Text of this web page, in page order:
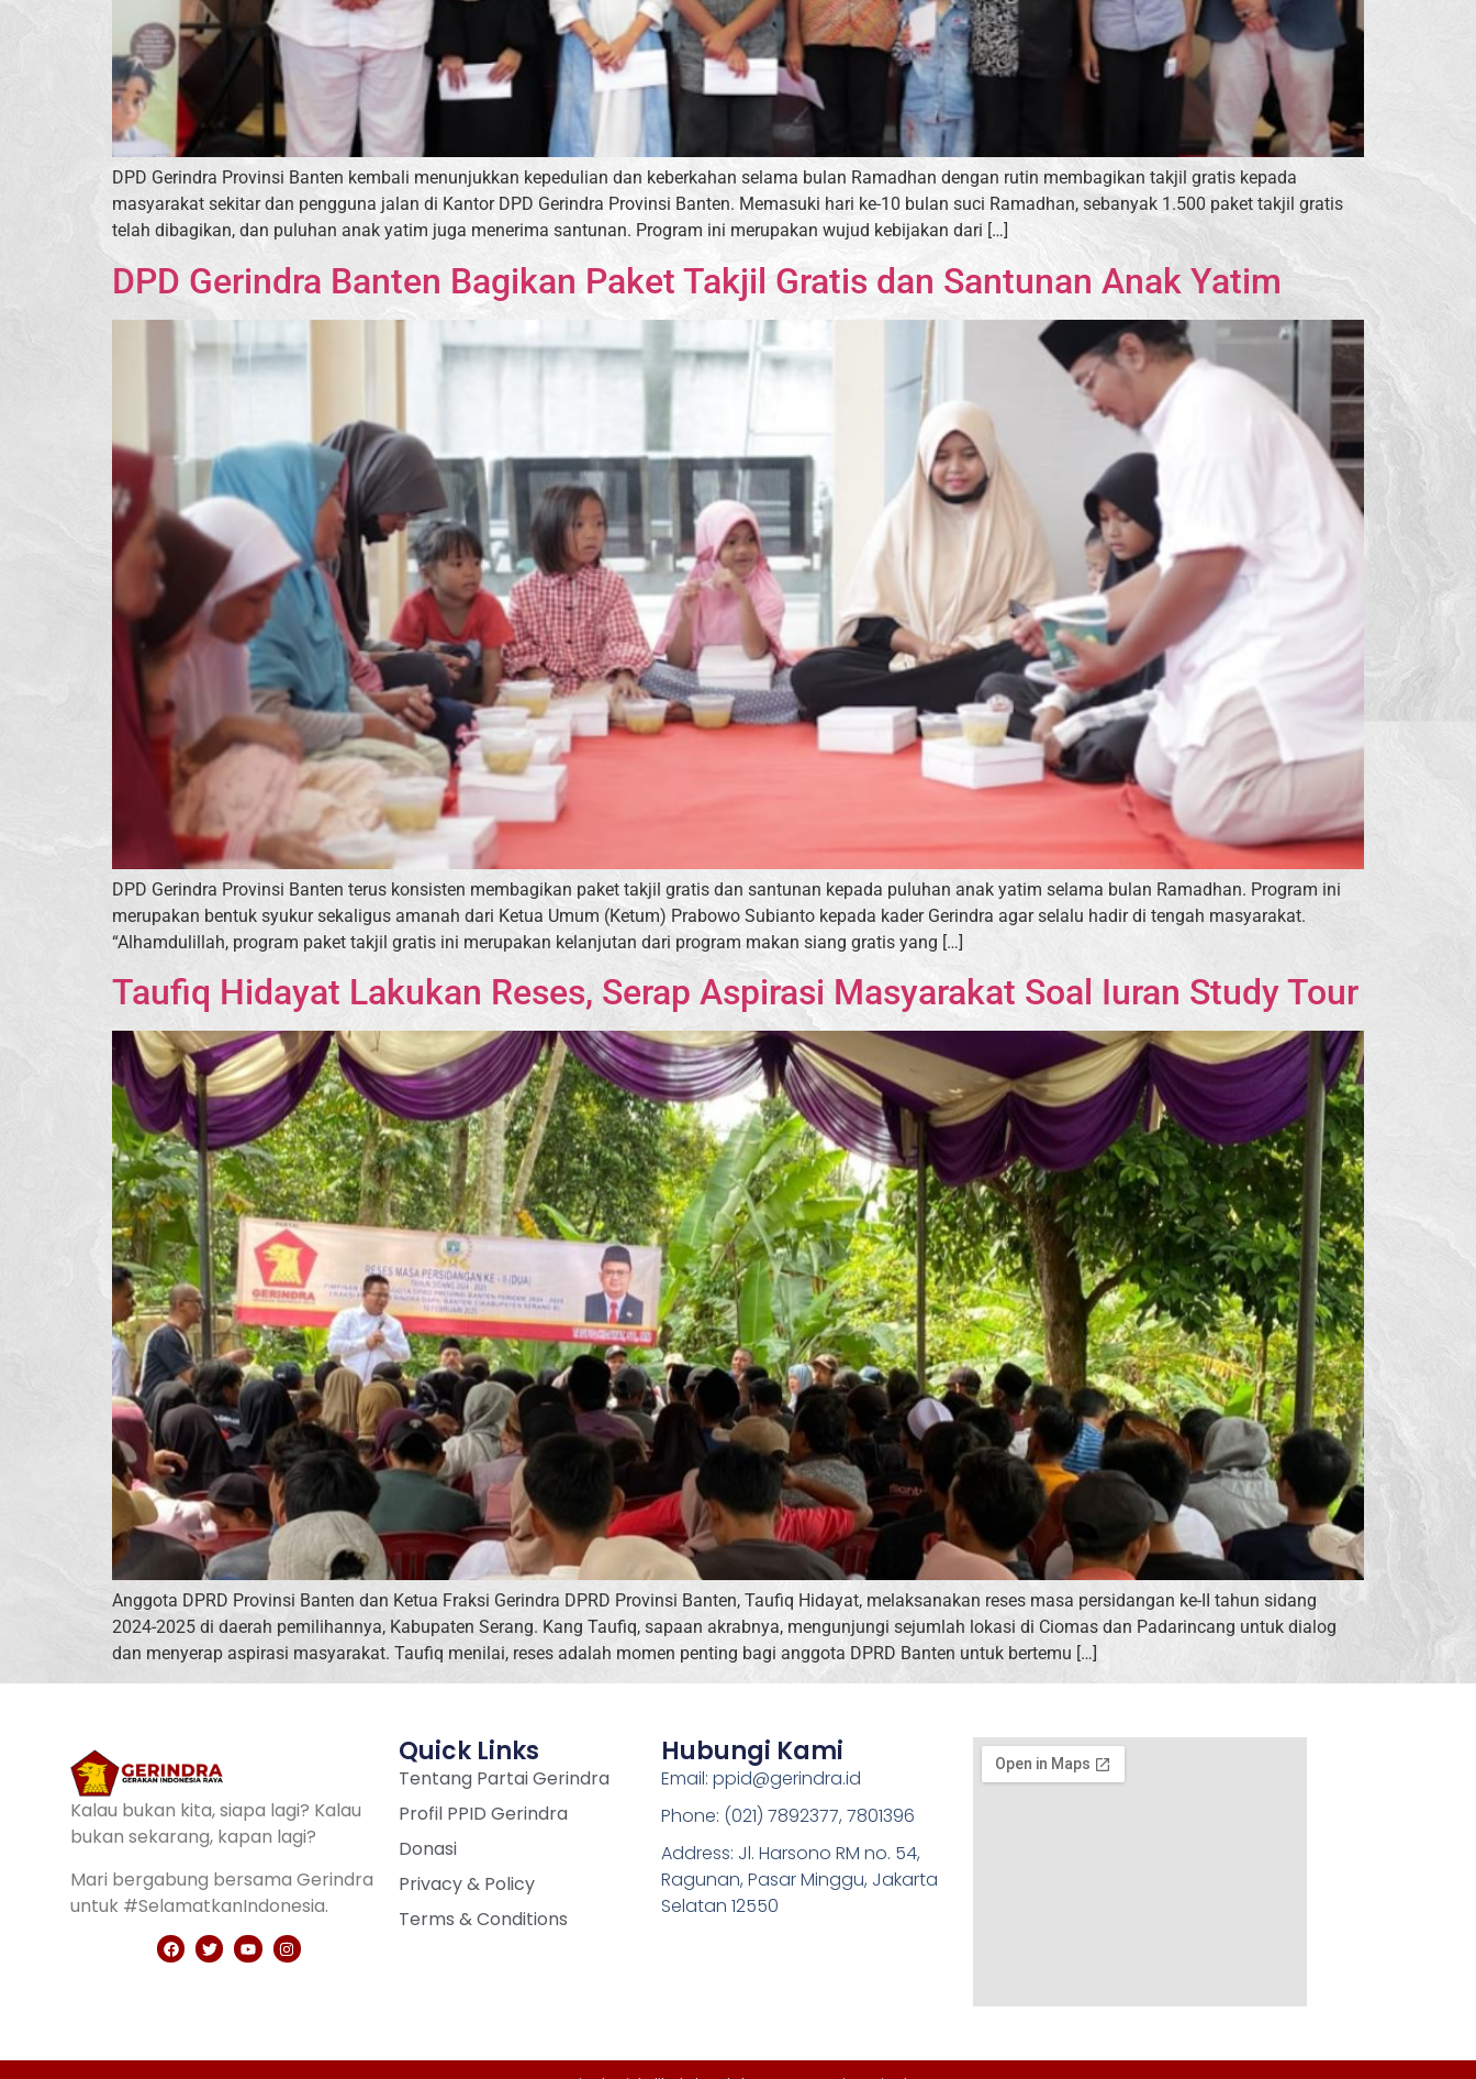
DPD Gerindra Provinsi Banten kembali menunjukkan kepedulian dan keberkahan selama bulan Ramadhan dengan rutin membagikan takjil gratis kepada
masyarakat sekitar dan pengguna jalan di Kantor DPD Gerindra Provinsi Banten. Memasuki hari ke-10 bulan suci Ramadhan, sebanyak 1.500 paket takjil gratis
telah dibagikan, dan puluhan anak yatim juga menerima santunan. Program ini merupakan wujud kebijakan dari […]
DPD Gerindra Banten Bagikan Paket Takjil Gratis dan Santunan Anak Yatim
DPD Gerindra Provinsi Banten terus konsisten membagikan paket takjil gratis dan santunan kepada puluhan anak yatim selama bulan Ramadhan. Program ini
merupakan bentuk syukur sekaligus amanah dari Ketua Umum (Ketum) Prabowo Subianto kepada kader Gerindra agar selalu hadir di tengah masyarakat.
“Alhamdulillah, program paket takjil gratis ini merupakan kelanjutan dari program makan siang gratis yang […]
Taufiq Hidayat Lakukan Reses, Serap Aspirasi Masyarakat Soal Iuran Study Tour
Anggota DPRD Provinsi Banten dan Ketua Fraksi Gerindra DPRD Provinsi Banten, Taufiq Hidayat, melaksanakan reses masa persidangan ke-II tahun sidang
2024-2025 di daerah pemilihannya, Kabupaten Serang. Kang Taufiq, sapaan akrabnya, mengunjungi sejumlah lokasi di Ciomas dan Padarincang untuk dialog
dan menyerap aspirasi masyarakat. Taufiq menilai, reses adalah momen penting bagi anggota DPRD Banten untuk bertemu […]
Kalau bukan kita, siapa lagi? Kalau
bukan sekarang, kapan lagi?
Mari bergabung bersama Gerindra
untuk #SelamatkanIndonesia.
Quick Links
Tentang Partai Gerindra
Profil PPID Gerindra
Donasi
Privacy & Policy
Terms & Conditions
Hubungi Kami
Email: ppid@gerindra.id
Phone: (021) 7892377, 7801396
Address: Jl. Harsono RM no. 54,
Ragunan, Pasar Minggu, Jakarta
Selatan 12550